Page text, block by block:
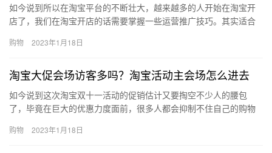
如今说到所以在淘宝平台的不断壮大，越来越多的人开始在淘宝开
店了，我们在淘宝开店的话需要掌握一些运营推广技巧。其实适合
方法？…
购物 2023年1月18日
淘宝大促会场访客多吗？淘宝活动主会场怎么进去
如今说到这次淘宝双十一活动的促销估计又要掏空不少人的腰包
了，毕竟在巨大的优惠力度面前，很多人都会抑制不住自己的购物
大促会场…
购物 2023年1月18日